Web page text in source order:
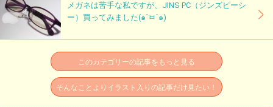
メガネは苦手な私ですが、JINS PC（ジンズピーシ
ー）買ってみました(๑´ㅂ`๑)
このカテゴリーの記事をもっと見る
そんなことよりイラスト入りの記事だけ見たい！